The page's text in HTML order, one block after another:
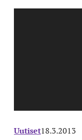
Uutiset18.3.2013